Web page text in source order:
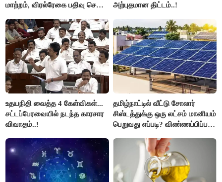
மாற்றம், விரல்ரேகை பதிவு செய்ய
அற்புதமான திட்டம்..!
உதயநிதி வைத்த 4 கேள்விகள்...
சட்டப்பேரவையில் நடந்த காரசார
விவாதம்..!
தமிழ்நாட்டில் வீட்டு சோலார்
சிஸ்டத்துக்கு ஒரு லட்சம் மானியம்
பெறுவது எப்படி? விண்ணப்பிப்பது